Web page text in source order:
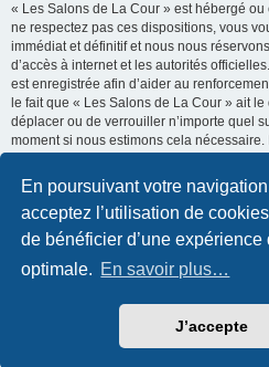
En poursuivant votre
acceptez l’utilisation de
de bénéficier d’une expérience
optimale. En savoir plus…
J’accepte
« Les Salons de La Cour » est hébergé
ne respectez pas ces dispositions, vous
immédiat et définitif et nous nous
d’accès à internet et les autorités
est enregistrée afin d’aider au
le fait que « Les Salons de La Cour » ait
déplacer ou de verrouiller n’importe quel
moment si nous estimons cela nécessaire.
que toutes les informations que vous
dans notre base de données. Bien que
diffusées à une tierce partie sans votre
Cour », ni phpBB, ne pourront être tenus
tentative de piratage informatique visant
phpBB® Forum